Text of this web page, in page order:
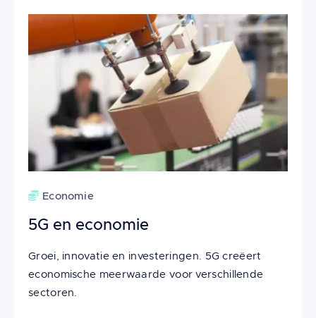
Economie
5G en economie
Groei, innovatie en investeringen. 5G creëert
economische meerwaarde voor verschillende
sectoren.